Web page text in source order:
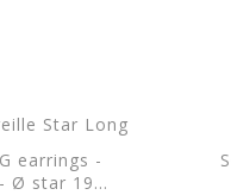
earrings -
Ø star 19...